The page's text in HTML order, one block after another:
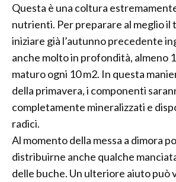
Questa è una coltura
nutrienti. Per preparare al meglio il
iniziare già l’autunno precedente
anche molto in profondità, almeno
maturo ogni 10 m2. In questa
della primavera, i componenti
completamente mineralizzati e
radici.
Al momento della messa a dimora
distribuirne anche qualche
delle buche. Un ulteriore aiuto può